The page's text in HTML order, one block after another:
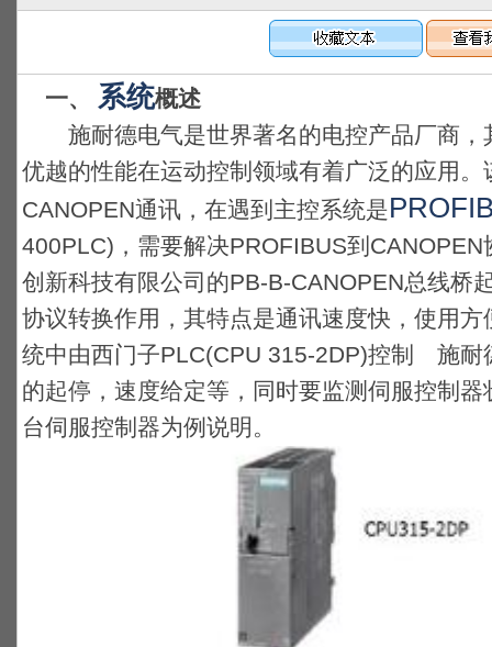
一、 系统概述
施耐德电气是世界著名的电控产品厂商，
优越的性能在运动控制领域有着广泛的应用
CANOPEN通讯，在遇到主控系统是
400PLC)，需要解决PROFIBUS到
创新科技有限公司的PB-B-CANOPEN总线桥
协议转换作用，其特点是通讯速度快，使用
统中由西门子PLC(CPU 315-2DP)控制 施耐
的起停，速度给定等，同时要监测伺服控制
台伺服控制器为例说明。